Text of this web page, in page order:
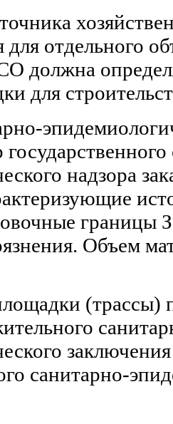
отдельного
должна
для
надзора
границы
Объем
(трассы)
санитарно-